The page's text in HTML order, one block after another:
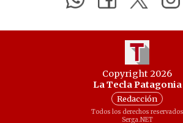
Copyright 2026
La Tecla Patagonia
Redacción
Todos los derechos reservados
Serga.NET